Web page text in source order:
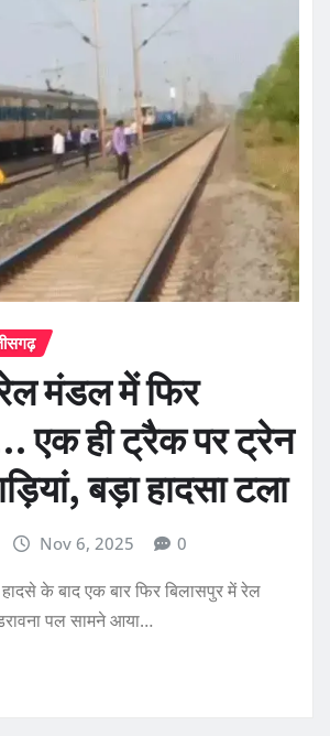
मंडल में फिर
एक ही ट्रैक पर ट्रेन
बड़ा हादसा टला
Nov 6, 2025 0
के बाद एक बार फिर बिलासपुर में रेल
पल सामने आया…